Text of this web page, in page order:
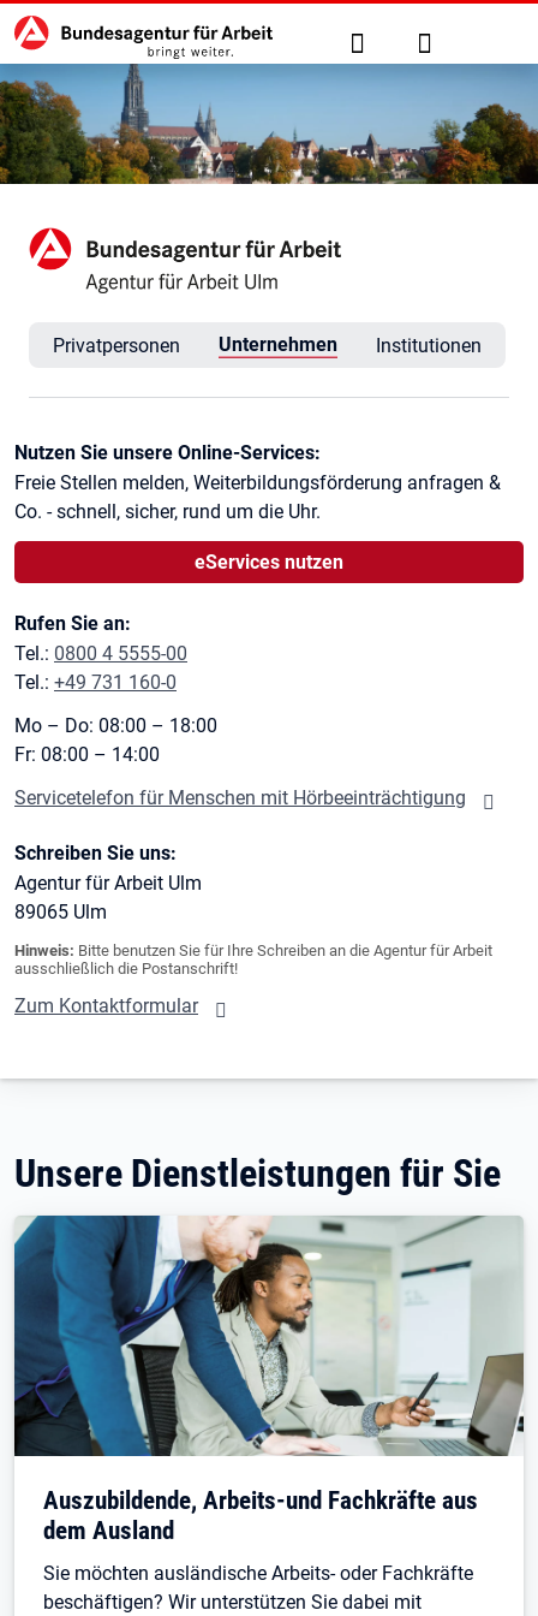
zu den Hauptinhalten springen
Hauptnavigation Suche Anmelden
Agentur für Arbeit Ulm
Privatpersonen Unternehmen Institutionen
Kontaktinformationen
Nutzen Sie unsere Online-Services:
Freie Stellen melden, Weiterbildungsförderung anfragen &
Co. - schnell, sicher, rund um die Uhr.
eServices nutzen
Rufen Sie an:
Tel.: 0800 4 5555-00
Tel.: +49 731 160-0
Mo – Do: 08:00 – 18:00
Fr: 08:00 – 14:00
Servicetelefon für Menschen mit Hörbeeinträchtigung
Schreiben Sie uns:
Agentur für Arbeit Ulm
89065 Ulm
Hinweis: Bitte benutzen Sie für Ihre Schreiben an die Agentur für Arbeit
ausschließlich die Postanschrift!
Zum Kontaktformular
Unsere Dienstleistungen für Sie
Auszubildende, Arbeits-und Fachkräfte aus
dem Ausland
Sie möchten ausländische Arbeits- oder Fachkräfte
beschäftigen? Wir unterstützen Sie dabei mit